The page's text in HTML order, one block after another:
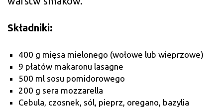
Składniki:
400 g mięsa mielonego (wołowe lub wieprzowe)
9 płatów makaronu lasagne
500 ml sosu pomidorowego
200 g sera mozzarella
Cebula, czosnek, sól, pieprz, oregano, bazylia